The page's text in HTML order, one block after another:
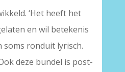
‘Het heeft het
en wil betekenis
soms ronduit lyrisch.
deze bundel is post-